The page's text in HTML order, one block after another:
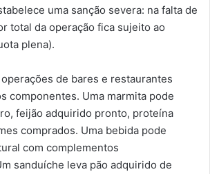
uma sanção severa: na falta de
total da operação fica sujeito ao
plena).
de bares e restaurantes
componentes. Uma marmita pode
feijão adquirido pronto, proteína
comprados. Uma bebida pode
com complementos
sanduíche leva pão adquirido de